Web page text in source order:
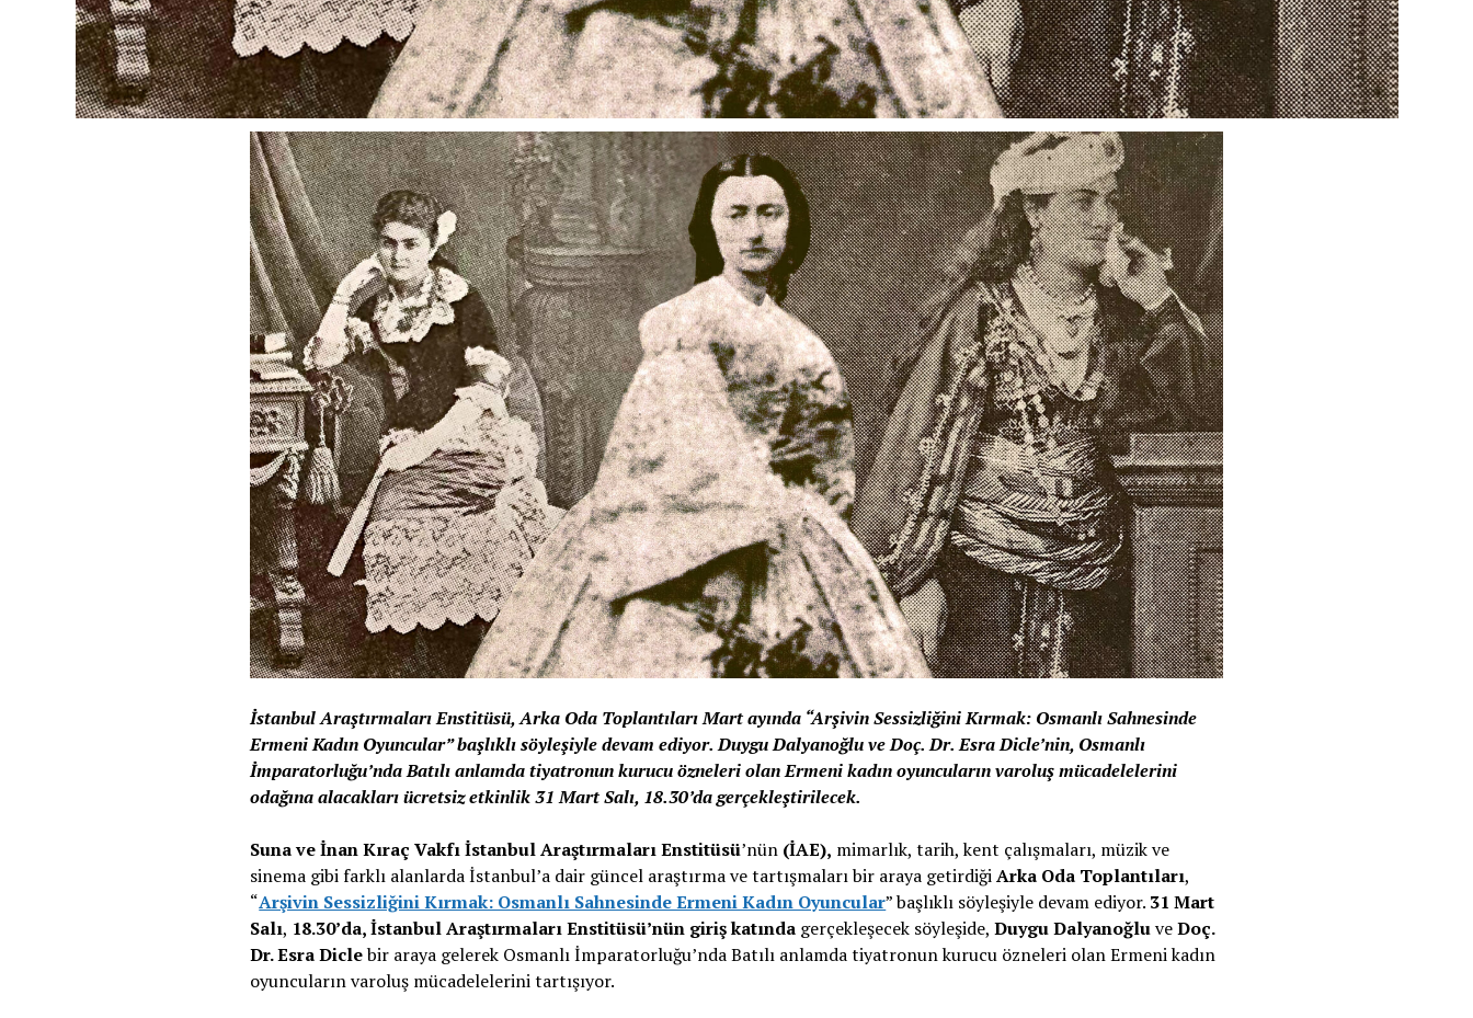
İstanbul Araştırmaları Enstitüsü, Arka Oda Toplantıları Mart ayında “Arşivin Sessizliğini Kırmak: Osmanlı Sahnesinde
Ermeni Kadın Oyuncular” başlıklı söyleşiyle devam ediyor. Duygu Dalyanoğlu ve Doç. Dr. Esra Dicle’nin, Osmanlı
İmparatorluğu’nda Batılı anlamda tiyatronun kurucu özneleri olan Ermeni kadın oyuncuların varoluş mücadelelerini
odağına alacakları ücretsiz etkinlik 31 Mart Salı, 18.30’da gerçekleştirilecek.
Suna ve İnan Kıraç Vakfı İstanbul Araştırmaları Enstitüsü’nün (İAE), mimarlık, tarih, kent çalışmaları, müzik ve
sinema gibi farklı alanlarda İstanbul’a dair güncel araştırma ve tartışmaları bir araya getirdiğiArka Oda Toplantıları,
“Arşivin Sessizliğini Kırmak: Osmanlı Sahnesinde Ermeni Kadın Oyuncular” başlıklı söyleşiyle devam ediyor. 31 Mart
Salı, 18.30’da, İstanbul Araştırmaları Enstitüsü’nün giriş katında gerçekleşecek söyleşide,Duygu DalyanoğluveDoç.
Dr. Esra Diclebir araya gelerek Osmanlı İmparatorluğu’nda Batılı anlamda tiyatronun kurucu özneleri olan Ermeni kadın
oyuncuların varoluş mücadelelerini tartışıyor.